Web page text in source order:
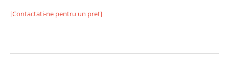
[Contactati-ne pentru un pret]